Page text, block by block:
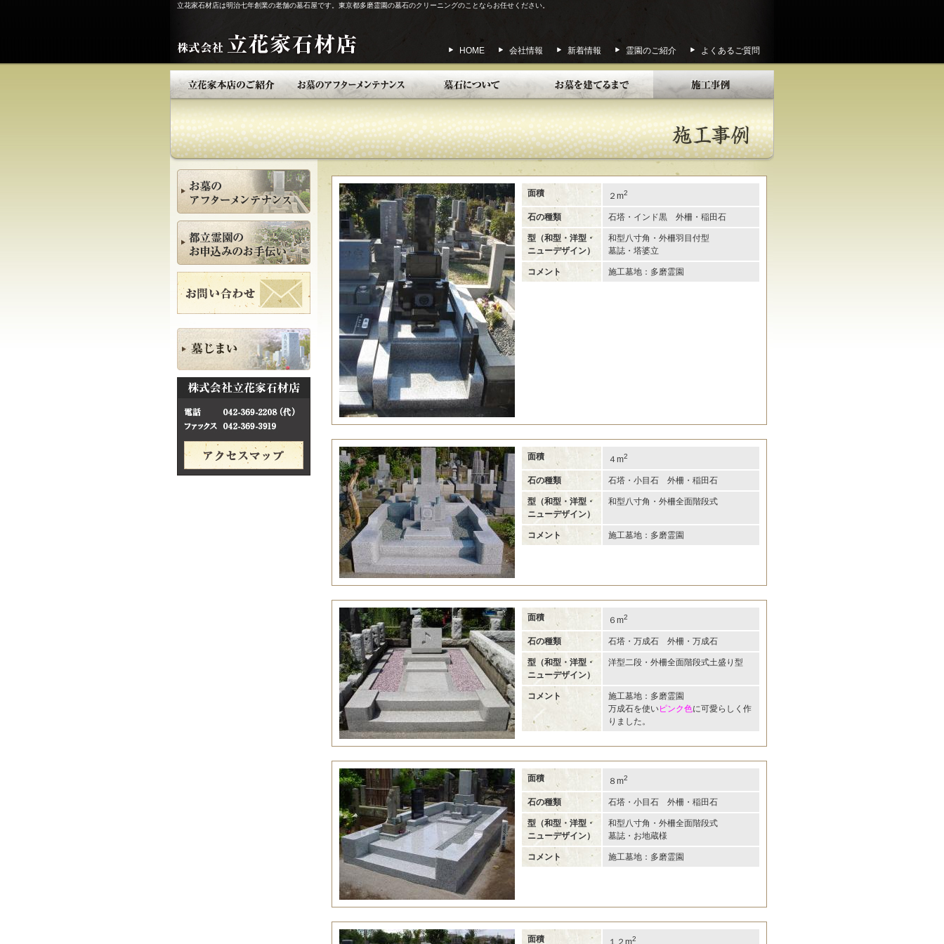
立花家石材店は明治七年創業の老舗の墓石屋です。東京都多磨霊園の墓石のクリーニングのことならお任せください。
よくあるご質問
霊園のご紹介
新着情報
会社情報
HOME
面積 ２m2
石の種類 石塔・インド黒 外柵・稲田石
型（和型・洋型・
ニューデザイン）
和型八寸角・外柵羽目付型
墓誌・塔婆立
コメント 施工墓地：多磨霊園
面積 ４m2
石の種類 石塔・小目石 外柵・稲田石
型（和型・洋型・
ニューデザイン）
和型八寸角・外柵全面階段式
コメント 施工墓地：多磨霊園
面積 ６m2
石の種類 石塔・万成石 外柵・万成石
型（和型・洋型・
ニューデザイン）
洋型二段・外柵全面階段式土盛り型
コメント
施工墓地：多磨霊園
万成石を使いピンク色に可愛らしく作
りました。
面積 ８m2
石の種類 石塔・小目石 外柵・稲田石
型（和型・洋型・
ニューデザイン）
和型八寸角・外柵全面階段式
墓誌・お地蔵様
コメント 施工墓地：多磨霊園
面積 １２m2